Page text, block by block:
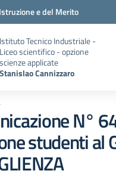
e del Merito
Istituto Tecnico Industriale -
Liceo scientifico - opzione
scienze applicate
Stanislao Cannizzaro
N°
studenti al